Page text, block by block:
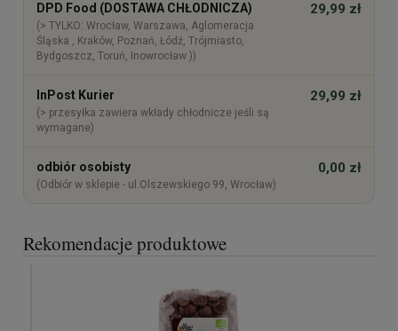
DPD Food (DOSTAWA CHŁODNICZA)
(> TYLKO: Wrocław, Warszawa, Aglomeracja
Śląska , Kraków, Poznań, Łódź, Trójmiasto,
Bydgoszcz, Toruń, Inowrocław ))
29,99 zł
InPost Kurier
(> przesyłka zawiera wkłady chłodnicze jeśli są
wymagane)
29,99 zł
odbiór osobisty
(Odbiór w sklepie - ul.Olszewskiego 99, Wrocław)
0,00 zł
Rekomendacje produktowe